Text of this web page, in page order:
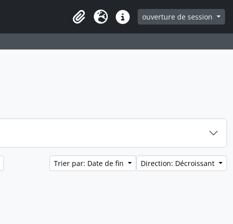
ClipboardLangueLiens rapidesouverture de session
Trier par: Date de fin Direction: Décroissant